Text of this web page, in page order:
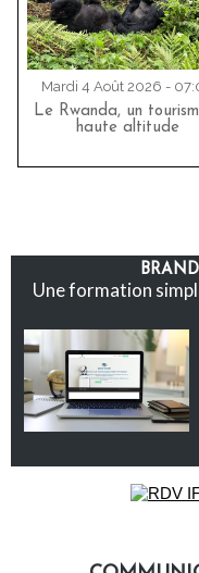
Mardi 4 Août 2026 -
Le Rwanda, un
haute altitude
Une formation